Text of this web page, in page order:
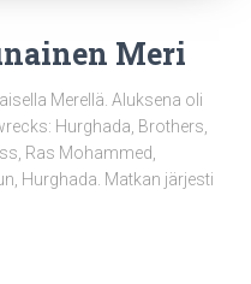
Meri
Merellä. Aluksena oli
Hurghada, Brothers,
Ras Mohammed,
Hurghada. Matkan järjesti